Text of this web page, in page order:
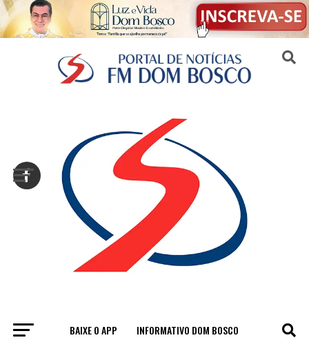
BAIXE O APP INFORMATIVO DOM BOSCO
TRÂNSITO
Sair da versão mobile